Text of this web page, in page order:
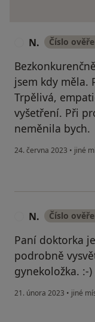
N. Číslo
jsem kdy měla.
Trpělivá,
vyšetření. Při
neměnila bych.
24. června 2023 • jiné
N. Číslo
Paní doktorka
podrobně
gynekoložka. :-
21. února 2023 • jiné